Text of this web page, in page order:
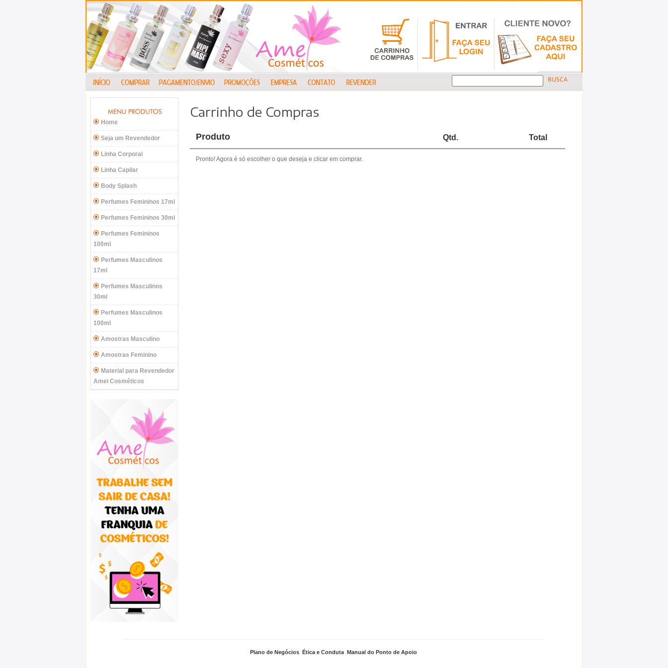
Home
Seja um Revendedor
Linha Corporal
Linha Capilar
Body Splash
Perfumes Femininos 17ml
Perfumes Femininos 30ml
Perfumes Femininos
100ml
Perfumes Masculinos
17ml
Perfumes Masculinos
30ml
Perfumes Masculinos
100ml
Amostras Masculino
Amostras Feminino
Material para Revendedor
Amei Cosméticos
Carrinho de Compras
Produto Qtd. Total
Pronto! Agora é só escolher o que deseja e clicar em comprar.
Plano de Negócios, Ética e Conduta, Manual do Ponto de Apoio.